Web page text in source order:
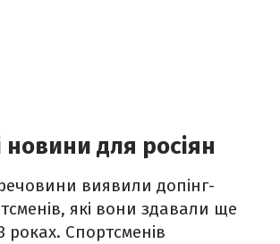
новини для росіян
виявили допінг-
які вони здавали ще
роках. Спортсменів